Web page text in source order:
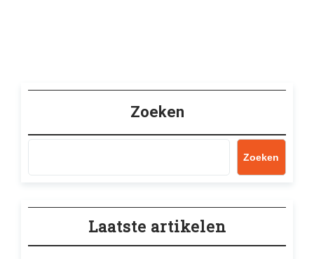
Zoeken
Zoeken
Laatste artikelen